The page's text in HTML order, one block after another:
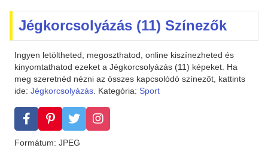
Jégkorcsolyázás (11) Színezők
Ingyen letöltheted, megoszthatod, online kiszínezheted és
kinyomtathatod ezeket a Jégkorcsolyázás (11) képeket. Ha
meg szeretnéd nézni az összes kapcsolódó színezőt, kattints
ide: Jégkorcsolyázás. Kategória: Sport
Formátum: JPEG